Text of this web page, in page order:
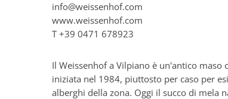
info@weissenhof.com
www.weissenhof.com
T +39 0471 678923
Il Weissenhof a Vilpiano è un'antico
iniziata nel 1984, piuttosto per caso per
alberghi della zona. Oggi il succo di mela